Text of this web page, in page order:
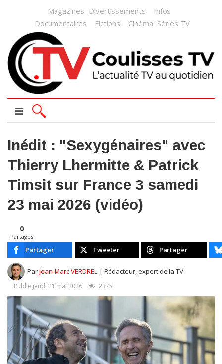
Magazines Divertissements
Infos
Documentaires
Fictions Cinéma Séries TV
Inédit : "Sexygénaires" avec
Thierry Lhermitte & Patrick
Timsit sur France 3 samedi
23 mai 2026 (vidéo)
0
Partages
Partager Tweeter Partager
ParJean-Marc VERDREL | Rédacteur, expert de la TV
Publié jeudi 21 mai 2026 2375